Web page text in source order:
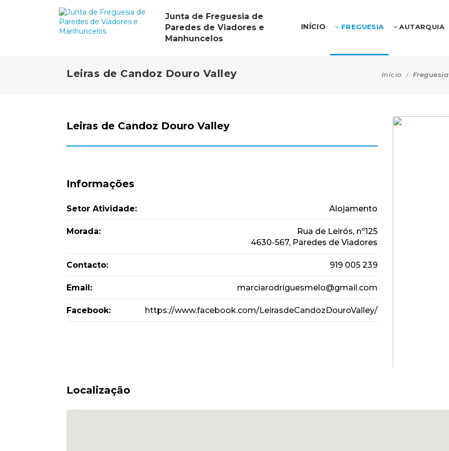
Junta de Freguesia de
Paredes de Viadores e
Manhuncelos
INÍCIO FREGUESIA AUTARQUIA
Leiras de Candoz Douro Valley Início Freguesia
Leiras de Candoz Douro Valley
Informações
Setor Atividade: Alojamento
Morada:
Rua de Leirós, nº125
4630-567, Paredes de Viadores
Contacto: 919 005 239
Email: marciarodriguesmelo@gmail.com
Facebook: https://www.facebook.com/LeirasdeCandozDouroValley/
Localização